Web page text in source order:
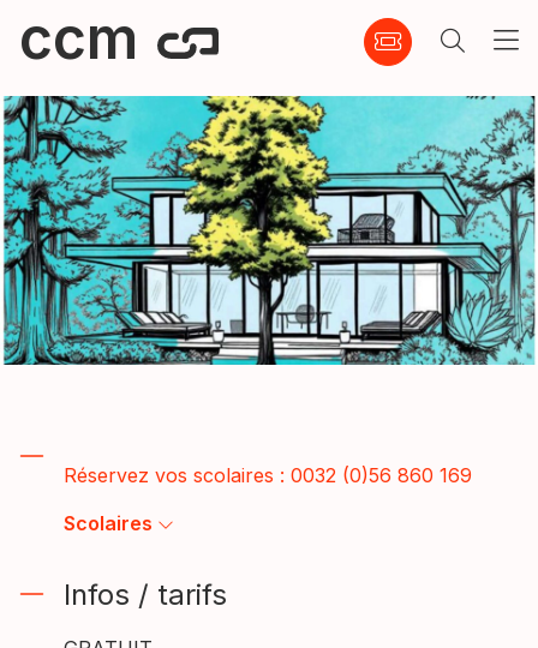
ccm
Réservez vos scolaires : 0032 (0)56 860 169
Scolaires
Infos / tarifs